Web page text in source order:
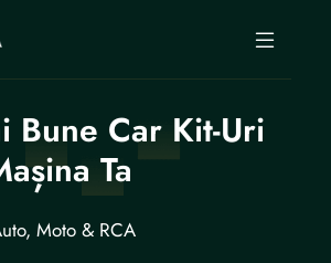
Bune Car Kit-Uri
Ta
Moto & RCA